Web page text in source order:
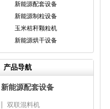
新能源配套设备
新能源制粒设备
玉米秸秆颗粒机
新能源烘干设备
产品导航
新能源配套设备
双联混料机